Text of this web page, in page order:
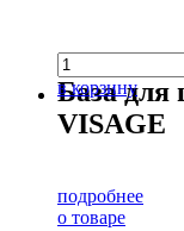
в корзину
База для
VISAGE
подробнее
о товаре